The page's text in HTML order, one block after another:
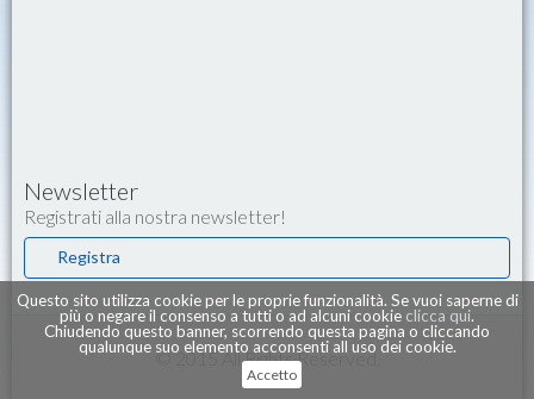
Questo sito utilizza cookie per le proprie funzionalità. Se vuoi saperne di
più o negare il consenso a tutti o ad alcuni cookie clicca qui.
Chiudendo questo banner, scorrendo questa pagina o cliccando
qualunque suo elemento acconsenti all uso dei cookie.
Accetto
Newsletter
Registrati alla nostra newsletter!
Registra
© 2015 All Rights Reserved.